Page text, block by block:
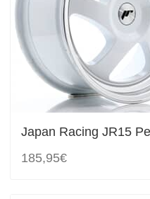
Japan Racing JR15
185,95€